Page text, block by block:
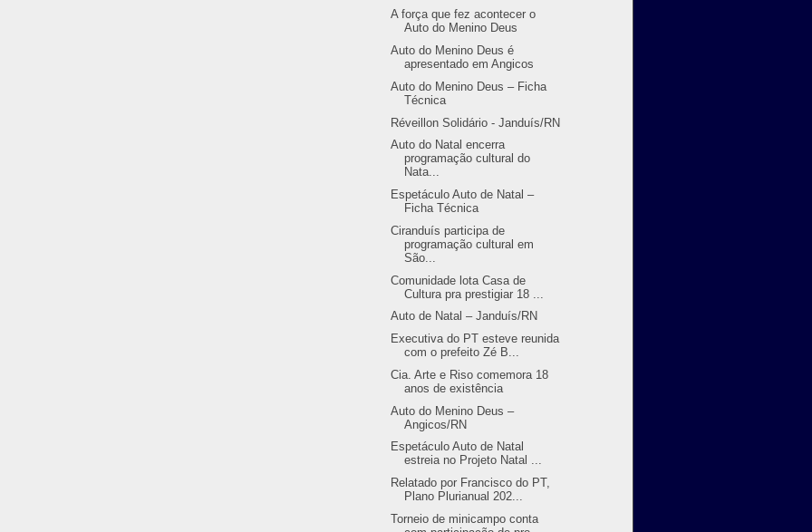
A força que fez acontecer o
Auto do Menino Deus
Auto do Menino Deus é
apresentado em Angicos
Auto do Menino Deus – Ficha
Técnica
Réveillon Solidário - Janduís/RN
Auto do Natal encerra
programação cultural do
Nata...
Espetáculo Auto de Natal –
Ficha Técnica
Ciranduís participa de
programação cultural em
São...
Comunidade lota Casa de
Cultura pra prestigiar 18 ...
Auto de Natal – Janduís/RN
Executiva do PT esteve reunida
com o prefeito Zé B...
Cia. Arte e Riso comemora 18
anos de existência
Auto do Menino Deus –
Angicos/RN
Espetáculo Auto de Natal
estreia no Projeto Natal ...
Relatado por Francisco do PT,
Plano Plurianual 202...
Torneio de minicampo conta